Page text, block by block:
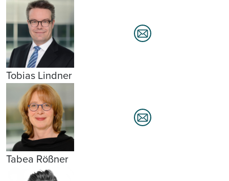
Tobias Lindner
Tabea Rößner